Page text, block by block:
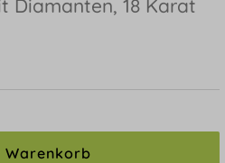
Diamanten, 18 Karat
Warenkorb